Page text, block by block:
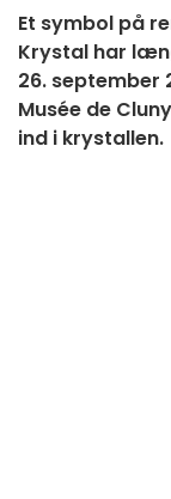
Et symbol på
Krystal har
26. september
Musée de
ind i krystallen.